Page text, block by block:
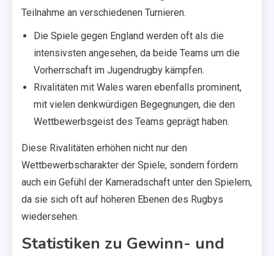
Teilnahme an verschiedenen Turnieren.
Die Spiele gegen England werden oft als die
intensivsten angesehen, da beide Teams um die
Vorherrschaft im Jugendrugby kämpfen.
Rivalitäten mit Wales waren ebenfalls prominent,
mit vielen denkwürdigen Begegnungen, die den
Wettbewerbsgeist des Teams geprägt haben.
Diese Rivalitäten erhöhen nicht nur den
Wettbewerbscharakter der Spiele, sondern fördern
auch ein Gefühl der Kameradschaft unter den Spielern,
da sie sich oft auf höheren Ebenen des Rugbys
wiedersehen.
Statistiken zu Gewinn- und